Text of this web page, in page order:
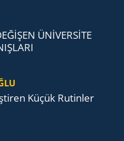
ÜNİVERSİTE
Küçük Ru­tin­ler